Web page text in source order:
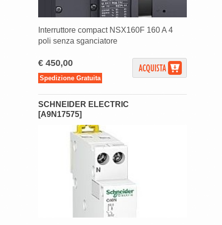
Interruttore compact NSX160F 160 A 4
poli senza sganciatore
€ 450,00
Spedizione Gratuita
SCHNEIDER ELECTRIC
[A9N17575]